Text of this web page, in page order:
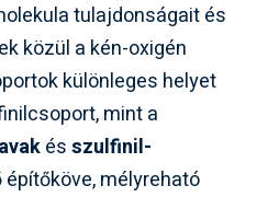
tulajdonságait és
közül a kén-oxigén
különleges helyet
mint a
ésszulfinil-
építőköve, mélyreható